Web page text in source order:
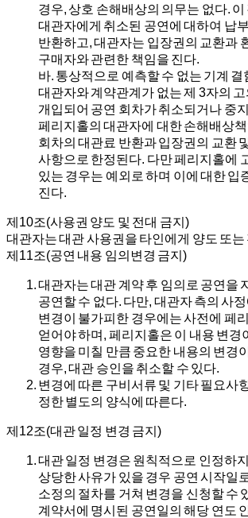
경우, 상호 손해배상의 의무는 없다.
대관자에게 취소된 공연에 대하여 납
반환하고, 대관자는 입장권의 교환과
구매자와 관련한 책임을 진다.
바. 통상적으로 예측할 수 없는 기계 결
대관자와 계약관계가 없는 제 3자의 고
개입되어 공연 회차가 취소되거나 중
페리지홀의 대관자에 대한 손해배상
회차의 대관료 반환과 입장권의 교환
사항으로 한정된다. 다만 페리지홀에
있는 경우는 예외로 하며 이에 대한 입
진다.
제10조(사용권 양도 및 전대 금지)
대관자는 대관 사용권을 타인에게 양도 또
제11조(공연 내용 임의변경 금지)
대관자는 대관 계약 후 임의로 공연을
공연할 수 없다. 다만, 대관자 측의 사
변경이 불가피한 경우에는 사전에 페
얻어야 하며, 페리지홀은 이 내용 변경
영향을 미칠 만큼 중요한 내용의 변경
경우, 대관 승인을 취소할 수 있다.
변경에 따른 구비서류 및 기타 필요사
정한 별도의 양식에 따른다.
제12조(대관 일정 변경 금지)
대관 일정 변경은 원칙적으로 인정하
상당한 사유가 있을 경우 공연 시작일
소정의 절차를 거쳐 변경을 신청할 수
계약서에 명시된 공연일의 해당 연도